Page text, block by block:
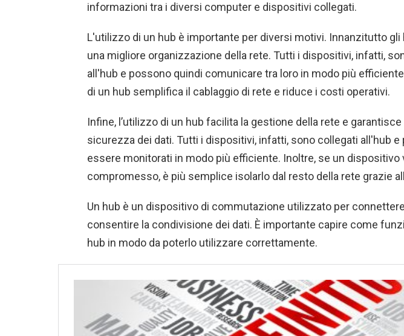
informazioni tra i diversi computer e dispositivi collegati.
L'utilizzo di un hub è importante per diversi motivi. Innanzitutto
una migliore organizzazione della rete. Tutti i dispositivi, infatti,
all'hub e possono quindi comunicare tra loro in modo più
di un hub semplifica il cablaggio di rete e riduce i costi operativi.
Infine, l’utilizzo di un hub facilita la gestione della rete e
sicurezza dei dati. Tutti i dispositivi, infatti, sono collegati all'hub e
essere monitorati in modo più efficiente. Inoltre, se un dispositivo
compromesso, è più semplice isolarlo dal resto della rete grazie
Un hub è un dispositivo di commutazione utilizzato per
consentire la condivisione dei dati. È importante capire come
hub in modo da poterlo utilizzare correttamente.